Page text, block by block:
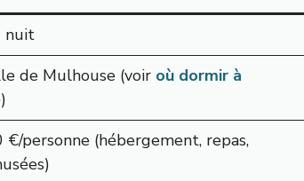
nuit
de Mulhouse (voir où dormir à
)
€/personne (hébergement, repas,